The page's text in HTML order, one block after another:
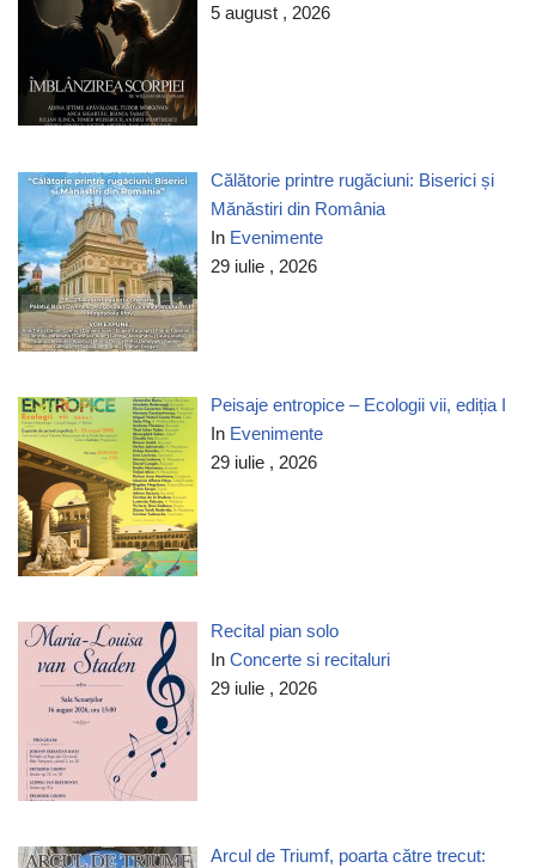
5 august , 2026
Călătorie printre rugăciuni: Biserici și
Mănăstiri din România
In Evenimente
29 iulie , 2026
Peisaje entropice – Ecologii vii, ediția I
In Evenimente
29 iulie , 2026
Recital pian solo
InConcerte si recitaluri
29 iulie , 2026
Arcul de Triumf, poarta către trecut: